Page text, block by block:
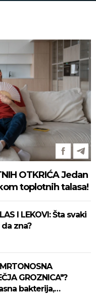
OTKRIĆA Jedan
toplotnih talasa!
I LEKOVI: Šta svaki
zna?
GROZNICA"?
bakterija,